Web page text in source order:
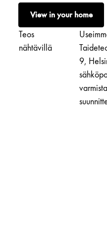
|
1974
määrä
View in your home
Teos
nähtävillä
9,